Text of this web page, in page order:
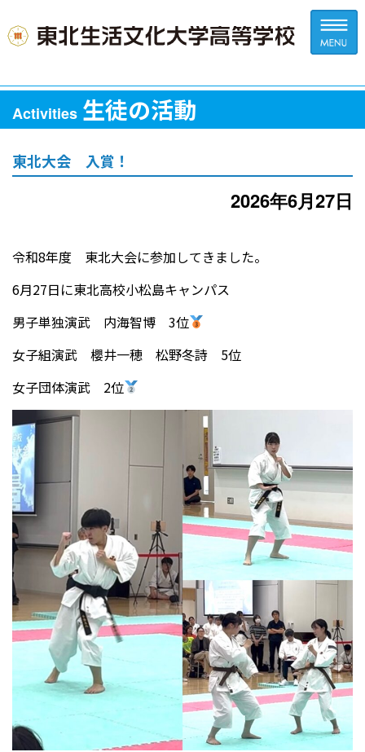
受験生の方へ
保護者の方へ
お問い合わせ
教員採用情報(PDF) 各種証明書
寄付金のお願い
Activities 生徒の活動
東北大会 入賞！
2026年6月27日
令和8年度 東北大会に参加してきました。
6月27日に東北高校小松島キャンパス
男子単独演武 内海智博 3位
女子組演武 櫻井一穂 松野冬詩 5位
女子団体演武 2位